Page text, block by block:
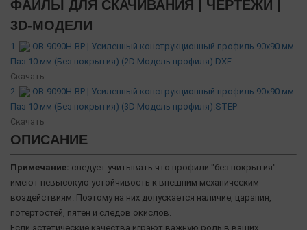
ФАЙЛЫ ДЛЯ СКАЧИВАНИЯ | ЧЕРТЕЖИ |
3D-МОДЕЛИ
1.
OB-9090H-BP | Усиленный конструкционный профиль 90х90 мм.
Паз 10 мм (Без покрытия) (2D Модель профиля).DXF
Скачать
2.
OB-9090H-BP | Усиленный конструкционный профиль 90х90 мм.
Паз 10 мм (Без покрытия) (3D Модель профиля).STEP
Скачать
ОПИСАНИЕ
Примечание: следует учитывать что профили "без покрытия"
имеют невысокую устойчивость к внешним механическим
воздействиям. Поэтому на них допускается наличие, царапин,
потертостей, пятен и следов окислов.
Если эстетические качества играют важную роль в ваших